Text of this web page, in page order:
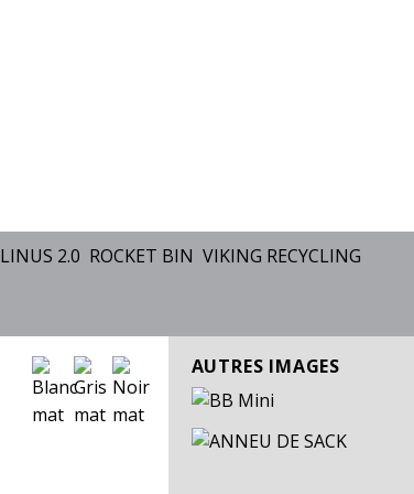
LINUS 2.0 ROCKET BIN VIKING RECYCLING
AUTRES IMAGES